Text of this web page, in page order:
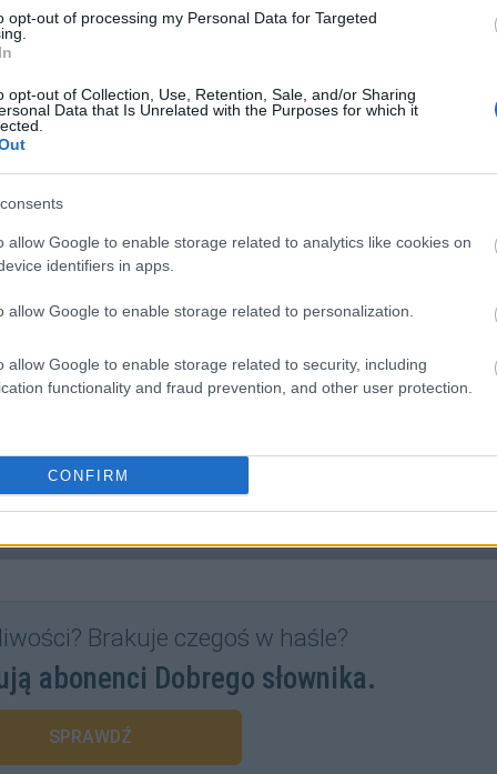
opt-out of processing my Personal Data for Targeted
opt-out of Collection, Use, Retention, Sale, and/or Sharing
Data that Is Unrelated with the Purposes for which it
allow Google to enable storage related to analytics like cookies on
identifiers in apps.
allow Google to enable storage related to personalization.
allow Google to enable storage related to security, including
functionality and fraud prevention, and other user protection.
CONFIRM
abnegacje; abnegację; abnegacji; abnegacjo;
Brakuje czegoś w haśle?
abonenci Dobrego słownika.
SPRAWDŹ